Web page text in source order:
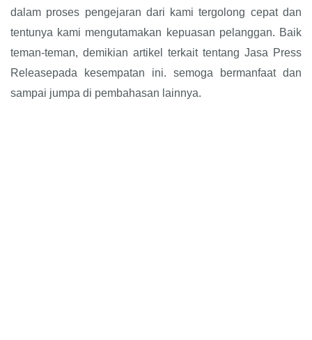
dalam proses pengejaran dari kami tergolong cepat dan
tentunya kami mengutamakan kepuasan pelanggan. Baik
teman-teman, demikian artikel terkait tentang Jasa Press
Releasepada kesempatan ini. semoga bermanfaat dan
sampai jumpa di pembahasan lainnya.